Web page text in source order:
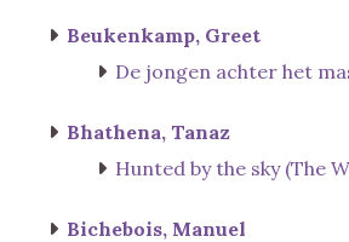
Beukenkamp, Greet
De jongen achter het
Bhathena, Tanaz
Hunted by the sky (The
Bichebois, Manuel